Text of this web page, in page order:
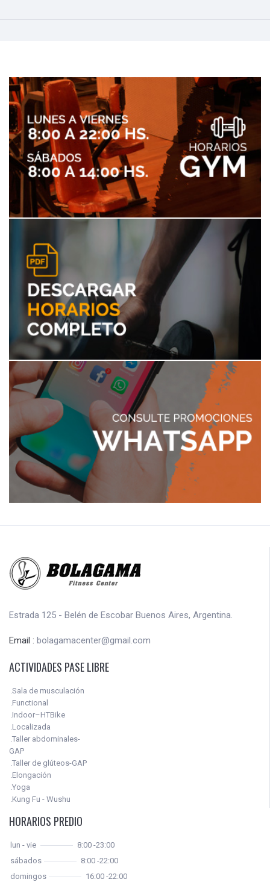
Estrada 125 - Belén de Escobar Buenos Aires, Argentina.
Email : bolagamacenter@gmail.com
ACTIVIDADES PASE LIBRE
.Sala de musculación
.Functional
.Indoor–HTBike
.Localizada
.Taller abdominales-
GAP
.Taller de glúteos-GAP
.Elongación
.Yoga
.Kung Fu - Wushu
HORARIOS PREDIO
lun - vie
8:00 -23:00
sábados
8:00 -22:00
domingos
16:00 -22:00